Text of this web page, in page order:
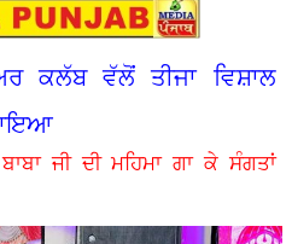
ਕਲੱਬ ਵੱਲੋਂ ਤੀਜਾ ਵਿਸ਼ਾਲ
ਜੀ ਦੀ ਮਹਿਮਾ ਗਾ ਕੇ ਸੰਗਤਾਂ